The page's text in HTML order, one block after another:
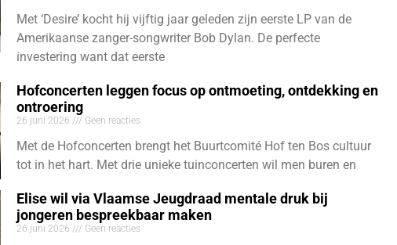
Met ‘Desire’ kocht hij vijftig jaar geleden zijn eerste LP van de
Amerikaanse zanger-songwriter Bob Dylan. De perfecte
investering want dat eerste
Hofconcerten leggen focus op ontmoeting, ontdekking en
ontroering
26 juni 2026 Geen reacties
Met de Hofconcerten brengt het Buurtcomité Hof ten Bos cultuur
tot in het hart. Met drie unieke tuinconcerten wil men buren en
Elise wil via Vlaamse Jeugdraad mentale druk bij
jongeren bespreekbaar maken
26 juni 2026 Geen reacties